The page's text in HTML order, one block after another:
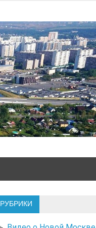
РУБРИКИ